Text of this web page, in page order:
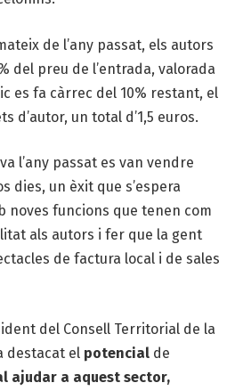
de l’any passat, els autors
del preu de l’entrada, valorada
es fa càrrec del 10% restant, el
d’autor, un total d’1,5 euros.
l’any passat es van vendre
dies, un èxit que s’espera
noves funcions que tenen com
als autors i fer que la gent
de factura local i de sales
del Consell Territorial de la
destacat el potencial de
ajudar a aquest sector,